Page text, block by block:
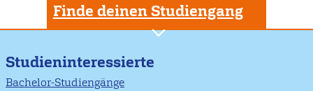
Finde deinen Studiengang
Studieninteressierte
Bachelor-Studiengänge